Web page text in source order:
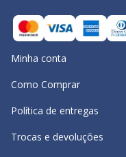
Minha conta
Como Comprar
Política de entregas
Trocas e devoluções